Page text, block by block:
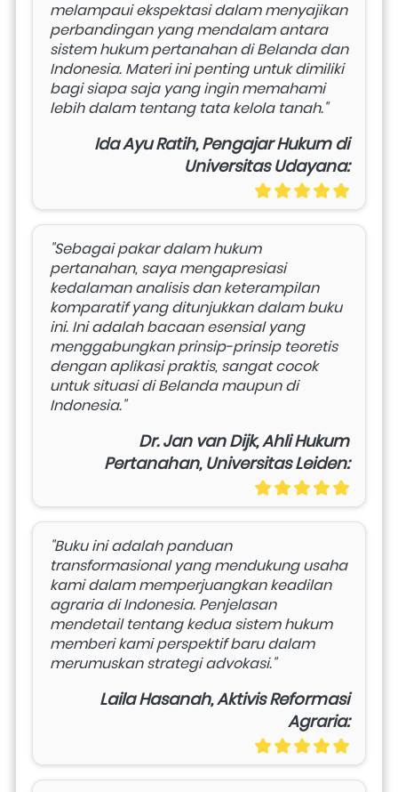
melampaui ekspektasi dalam menyajikan
perbandingan yang mendalam antara
sistem hukum pertanahan di Belanda dan
Indonesia. Materi ini penting untuk dimiliki
bagi siapa saja yang ingin memahami
lebih dalam tentang tata kelola tanah."
Ida Ayu Ratih, Pengajar Hukum di
Universitas Udayana:
"Sebagai pakar dalam hukum
pertanahan, saya mengapresiasi
kedalaman analisis dan keterampilan
komparatif yang ditunjukkan dalam buku
ini. Ini adalah bacaan esensial yang
menggabungkan prinsip-prinsip teoretis
dengan aplikasi praktis, sangat cocok
untuk situasi di Belanda maupun di
Indonesia."
Dr. Jan van Dijk, Ahli Hukum
Pertanahan, Universitas Leiden:
"Buku ini adalah panduan
transformasional yang mendukung usaha
kami dalam memperjuangkan keadilan
agraria di Indonesia. Penjelasan
mendetail tentang kedua sistem hukum
memberi kami perspektif baru dalam
merumuskan strategi advokasi."
Laila Hasanah, Aktivis Reformasi
Agraria: